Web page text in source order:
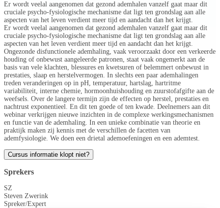
Er wordt veelal aangenomen dat gezond ademhalen vanzelf gaat maar dit
cruciale psycho-fysiologische mechanisme dat ligt ten grondslag aan alle
aspecten van het leven verdient meer tijd en aandacht dan het krijgt.
Er wordt veelal aangenomen dat gezond ademhalen vanzelf gaat maar dit
cruciale psycho-fysiologische mechanisme dat ligt ten grondslag aan alle
aspecten van het leven verdient meer tijd en aandacht dan het krijgt.
Ongezonde disfunctionele ademhaling, vaak veroorzaakt door een verkeerde
houding of onbewust aangeleerde patronen, staat vaak ongemerkt aan de
basis van vele klachten, blessures en kwetsuren of belemmert onbewust in
prestaties, slaap en herstelvermogen. In slechts een paar ademhalingen
treden veranderingen op in pH, temperatuur, hartslag, hartritme
variabiliteit, interne chemie, hormoonhuishouding en zuurstofafgifte aan de
weefsels. Over de langere termijn zijn de effecten op herstel, prestaties en
nachtrust exponentieel. En dit ten goede of ten kwade. Deelnemers aan dit
webinar verkrijgen nieuwe inzichten in de complexe werkingsmechanismen
en functie van de ademhaling. In een unieke combinatie van theorie en
praktijk maken zij kennis met de verschillen de facetten van
ademfysiologie. We doen een drietal ademoefeningen en een ademtest.
Cursus informatie klopt niet?
Sprekers
SZ
Steven Zwerink
Spreker/Expert